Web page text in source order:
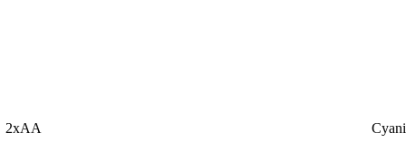
2xAA